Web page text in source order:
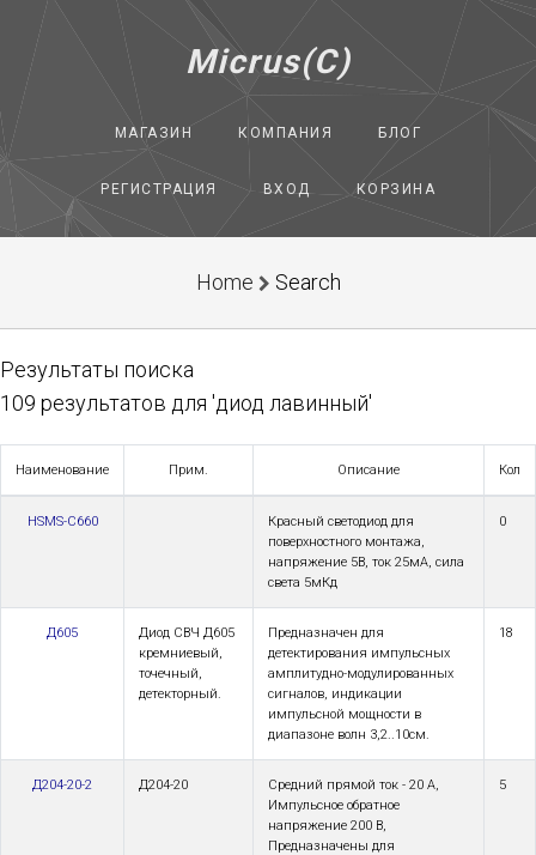
Micrus(C)
МАГАЗИН КОМПАНИЯ БЛОГ
РЕГИСТРАЦИЯ ВХОД КОРЗИНА
Home Search
Результаты поиска
109 результатов для 'диод лавинный'
Наименование Прим. Описание Кол
HSMS-C660
Красный светодиод для
поверхностного монтажа,
напряжение 5В, ток 25мА, сила
света 5мКд
0
Д605
Диод СВЧ Д605
кремниевый,
точечный,
детекторный.
Предназначен для
детектирования импульсных
амплитудно-модулированных
сигналов, индикации
импульсной мощности в
диапазоне волн 3,2..10см.
18
Д204-20-2 Д204-20
Средний прямой ток - 20 А,
Импульсное обратное
напряжение 200 В,
Предназначены для
5